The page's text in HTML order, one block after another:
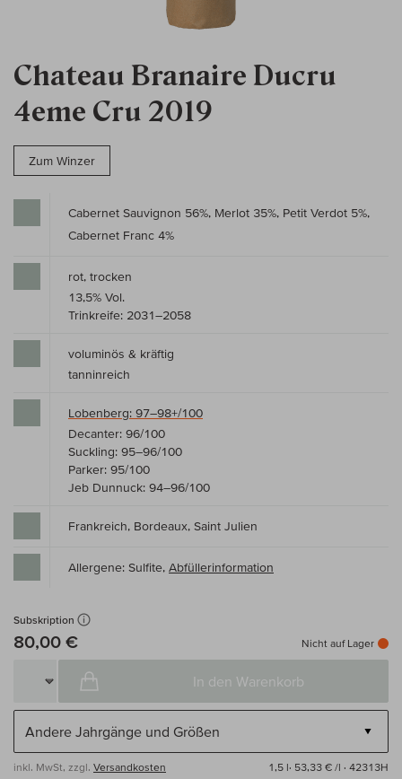
Chateau Branaire Ducru
4eme Cru 2019
Zum Winzer
Cabernet Sauvignon 56%, Merlot 35%, Petit Verdot 5%,
Cabernet Franc 4%
rot, trocken
13,5% Vol.
Trinkreife: 2031–2058
voluminös & kräftig
tanninreich
Lobenberg: 97–98+/100
Decanter: 96/100
Suckling: 95–96/100
Parker: 95/100
Jeb Dunnuck: 94–96/100
Frankreich, Bordeaux, Saint Julien
Allergene: Sulfite, Abfüllerinformation
Subskription
80,00 € Nicht auf Lager
In den Warenkorb
inkl. MwSt, zzgl. Versandkosten 1,5 l· 53,33 € /l · 42313H